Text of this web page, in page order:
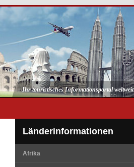
Ihr touristisches Informationsportal weltweit
Länderinformationen
Afrika